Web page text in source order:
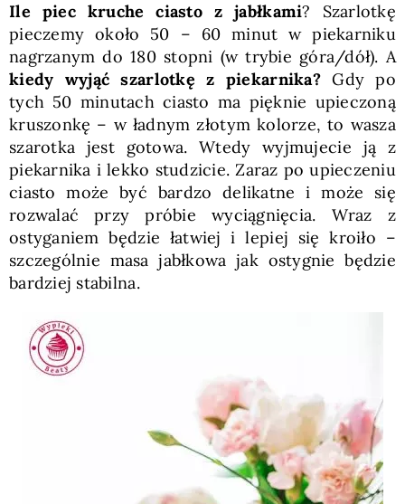
Ile piec kruche ciasto z jabłkami? Szarlotkę
pieczemy około 50 – 60 minut w piekarniku
nagrzanym do 180 stopni (w trybie góra/dół). A
kiedy wyjąć szarlotkę z piekarnika?Gdy po
tych 50 minutach ciasto ma pięknie upieczoną
kruszonkę – w ładnym złotym kolorze, to wasza
szarotka jest gotowa. Wtedy wyjmujecie ją z
piekarnika i lekko studzicie. Zaraz po upieczeniu
ciasto może być bardzo delikatne i może się
rozwalać przy próbie wyciągnięcia. Wraz z
ostyganiem będzie łatwiej i lepiej się kroiło –
szczególnie masa jabłkowa jak ostygnie będzie
bardziej stabilna.